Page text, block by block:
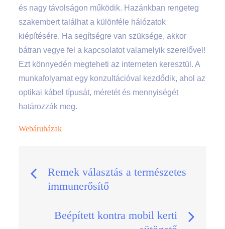
és nagy távolságon működik. Hazánkban rengeteg
szakembert találhat a különféle hálózatok
kiépítésére. Ha segítségre van szüksége, akkor
bátran vegye fel a kapcsolatot valamelyik szerelővel!
Ezt könnyedén megteheti az interneten keresztül. A
munkafolyamat egy konzultációval kezdődik, ahol az
optikai kábel típusát, méretét és mennyiségét
határozzák meg.
Webáruházak
Bejegyzés
navigáció
Remek választás a természetes
immunerősítő
Beépített kontra mobil kerti